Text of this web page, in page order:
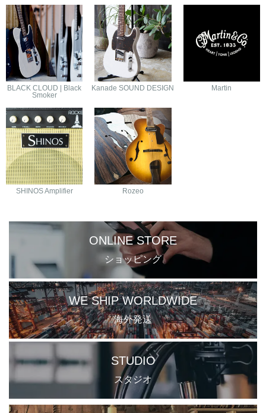
BLACK CLOUD | Black
Smoker
Kanade SOUND DESIGN Martin
SHINOS Amplifier Rozeo
ONLINE STORE
ショッピング
WE SHIP WORLDWIDE
海外発送
STUDIO
スタジオ